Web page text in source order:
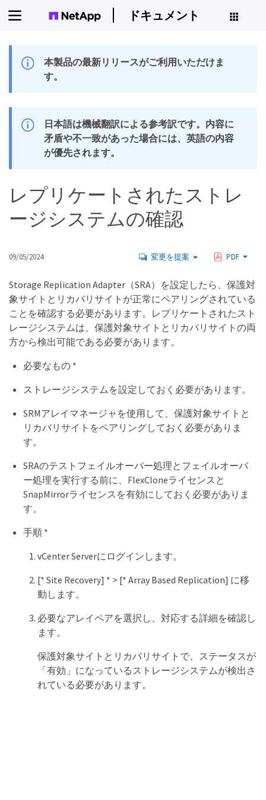
ドキュメント
本製品の最新リリースがご利用いただけま
す。
日本語は機械翻訳による参考訳です。内容に
矛盾や不一致があった場合には、英語の内容
が優先されます。
レプリケートされたストレ
ージシステムの確認
09/05/2024 変更を提案 PDF
Storage Replication Adapter（SRA）を設定したら、保護対
象サイトとリカバリサイトが正常にペアリングされている
ことを確認する必要があります。レプリケートされたスト
レージシステムは、保護対象サイトとリカバリサイトの両
方から検出可能である必要があります。
必要なもの *
ストレージシステムを設定しておく必要があります。
SRMアレイマネージャを使用して、保護対象サイトと
リカバリサイトをペアリングしておく必要がありま
す。
SRAのテストフェイルオーバー処理とフェイルオーバ
ー処理を実行する前に、FlexCloneライセンスと
SnapMirrorライセンスを有効にしておく必要がありま
す。
手順 *
vCenter Serverにログインします。
[* Site Recovery] * > [* Array Based Replication] に移
動します。
必要なアレイペアを選択し、対応する詳細を確認し
ます。
保護対象サイトとリカバリサイトで、ステータスが
「有効」になっているストレージシステムが検出さ
れている必要があります。